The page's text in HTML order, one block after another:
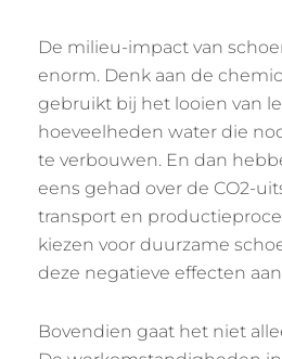
De milieu-impact van
enorm. Denk aan de
gebruikt bij het looien van
hoeveelheden water die
te verbouwen. En dan
eens gehad over de CO2-
transport en
kiezen voor duurzame
deze negatieve effecten
Bovendien gaat het niet